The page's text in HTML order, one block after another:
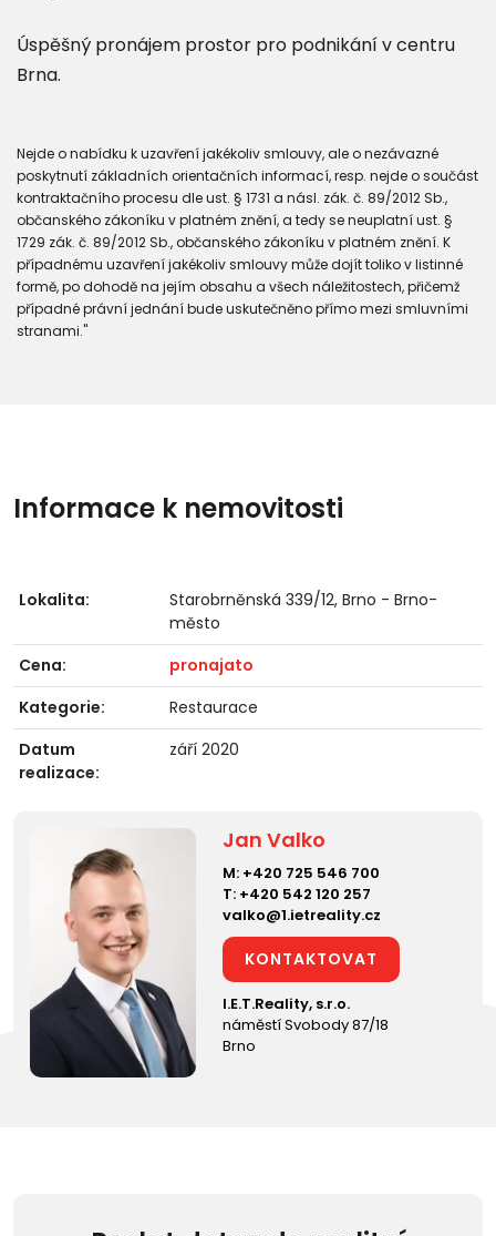
Úspěšný pronájem prostor pro podnikání v centru
Brna.
Nejde o nabídku k uzavření jakékoliv smlouvy, ale o nezávazné
poskytnutí základních orientačních informací, resp. nejde o součást
kontraktačního procesu dle ust. § 1731 a násl. zák. č. 89/2012 Sb.,
občanského zákoníku v platném znění, a tedy se neuplatní ust. §
1729 zák. č. 89/2012 Sb., občanského zákoníku v platném znění. K
případnému uzavření jakékoliv smlouvy může dojít toliko v listinné
formě, po dohodě na jejím obsahu a všech náležitostech, přičemž
případné právní jednání bude uskutečněno přímo mezi smluvními
stranami."
Informace k nemovitosti
Lokalita:
Starobrněnská 339/12, Brno - Brno-
město
Cena:
pronajato
Kategorie:
Restaurace
Datum
realizace:
září 2020
Jan Valko
M: +420 725 546 700
T: +420 542 120 257
valko@1.ietreality.cz
KONTAKTOVAT
I.E.T.Reality, s.r.o.
náměstí Svobody 87/18
Brno